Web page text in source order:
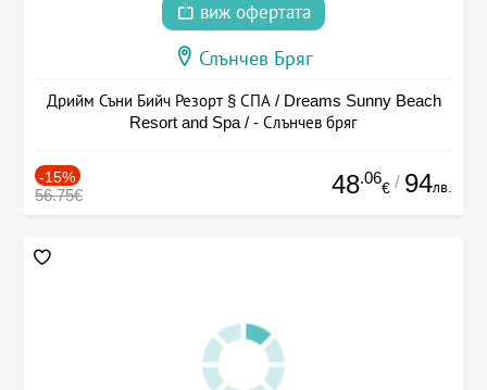
виж офертата
Слънчев Бряг
Дрийм Съни Бийч Резорт § СПА / Dreams Sunny Beach
Resort and Spa / - Слънчев бряг
-15%
56.75€ 48.06
€ / 94лв.